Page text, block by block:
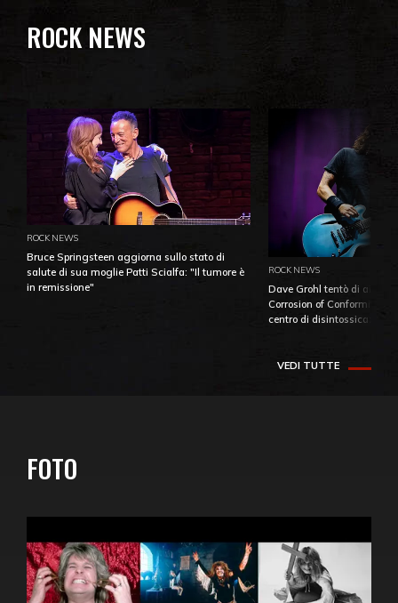
ROCK NEWS
ROCK NEWS
Bruce Springsteen aggiorna sullo stato di
salute di sua moglie Patti Scialfa: "Il tumore è
in remissione"
ROCK NEWS
Dave Grohl tentò di
Corrosion of Conformity
centro di
VEDI TUTTE
FOTO